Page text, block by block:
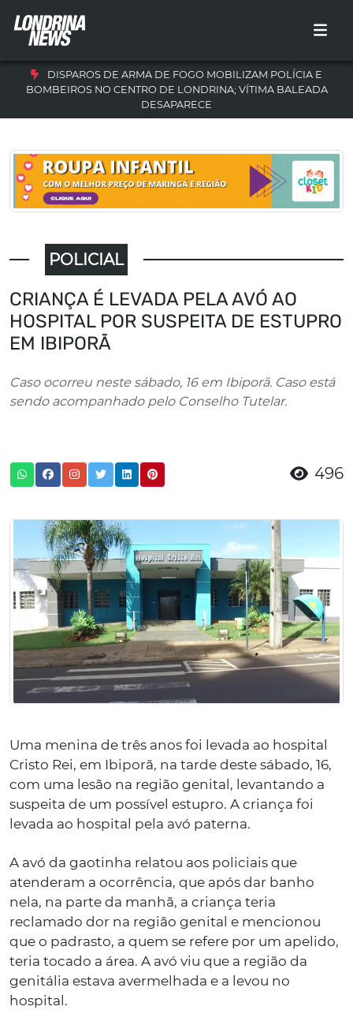
DISPAROS DE ARMA DE FOGO MOBILIZAM POLÍCIA E
BOMBEIROS NO CENTRO DE LONDRINA; VÍTIMA BALEADA
DESAPARECE
POLICIAL
CRIANÇA É LEVADA PELA AVÓ AO
HOSPITAL POR SUSPEITA DE ESTUPRO
EM IBIPORÃ
Caso ocorreu neste sábado, 16 em Ibiporã. Caso está
sendo acompanhado pelo Conselho Tutelar.
496
Uma menina de três anos foi levada ao hospital
Cristo Rei, em Ibiporã, na tarde deste sábado, 16,
com uma lesão na região genital, levantando a
suspeita de um possível estupro. A criança foi
levada ao hospital pela avó paterna.
A avó da gaotinha relatou aos policiais que
atenderam a ocorrência, que após dar banho
nela, na parte da manhã, a criança teria
reclamado dor na região genital e mencionou
que o padrasto, a quem se refere por um apelido,
teria tocado a área. A avó viu que a região da
genitália estava avermelhada e a levou no
hospital.